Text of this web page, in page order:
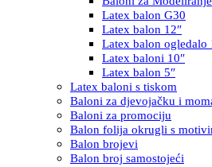
Latex balon G30
Latex balon 12″
Latex balon ogledalo
Latex baloni 10″
Latex balon 5″
Latex baloni s tiskom
Baloni za djevojačku i
Baloni za promociju
Balon folija okrugli s
Balon brojevi
Balon broj samostojeći